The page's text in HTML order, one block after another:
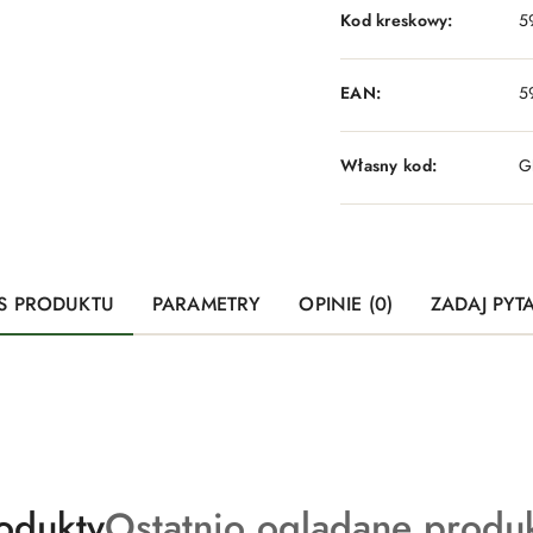
Kod kreskowy:
EAN:
Własny kod:
PRODUKTU PARAMETRY OPINIE (0) ZADAJ